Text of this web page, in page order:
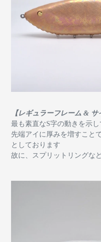
【レギュラーフレーム & サ
最も素直なS字の動きを示
先端アイに厚みを増すこと
としております
故に、スプリットリングな